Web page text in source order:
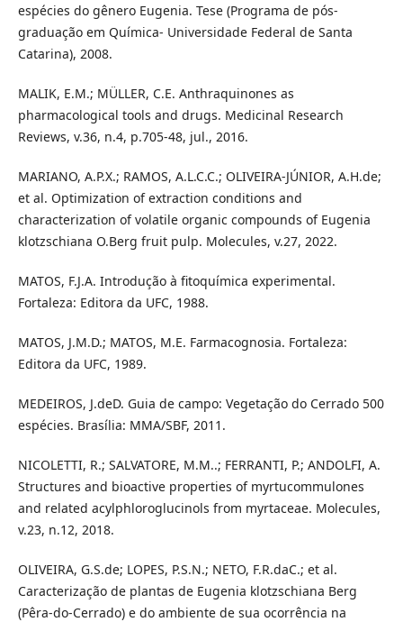
espécies do gênero Eugenia. Tese (Programa de pós-
graduação em Química- Universidade Federal de Santa
Catarina), 2008.
MALIK, E.M.; MÜLLER, C.E. Anthraquinones as
pharmacological tools and drugs. Medicinal Research
Reviews, v.36, n.4, p.705-48, jul., 2016.
MARIANO, A.P.X.; RAMOS, A.L.C.C.; OLIVEIRA-JÚNIOR, A.H.de;
et al. Optimization of extraction conditions and
characterization of volatile organic compounds of Eugenia
klotzschiana O.Berg fruit pulp. Molecules, v.27, 2022.
MATOS, F.J.A. Introdução à fitoquímica experimental.
Fortaleza: Editora da UFC, 1988.
MATOS, J.M.D.; MATOS, M.E. Farmacognosia. Fortaleza:
Editora da UFC, 1989.
MEDEIROS, J.deD. Guia de campo: Vegetação do Cerrado 500
espécies. Brasília: MMA/SBF, 2011.
NICOLETTI, R.; SALVATORE, M.M..; FERRANTI, P.; ANDOLFI, A.
Structures and bioactive properties of myrtucommulones
and related acylphloroglucinols from myrtaceae. Molecules,
v.23, n.12, 2018.
OLIVEIRA, G.S.de; LOPES, P.S.N.; NETO, F.R.daC.; et al.
Caracterização de plantas de Eugenia klotzschiana Berg
(Pêra-do-Cerrado) e do ambiente de sua ocorrência na